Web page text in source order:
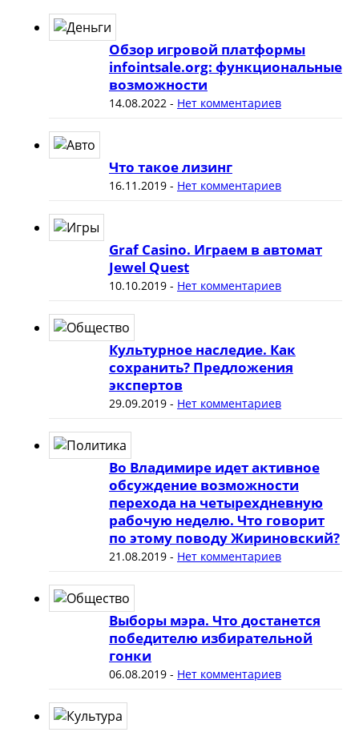
Обзор игровой платформы
infointsale.org: функциональные
возможности
14.08.2022- Нет комментариев
Что такое лизинг
16.11.2019- Нет комментариев
Graf Casino. Играем в автомат
Jewel Quest
10.10.2019- Нет комментариев
Культурное наследие. Как
сохранить? Предложения
экспертов
29.09.2019- Нет комментариев
Во Владимире идет активное
обсуждение возможности
перехода на четырехдневную
рабочую неделю. Что говорит
по этому поводу Жириновский?
21.08.2019- Нет комментариев
Выборы мэра. Что достанется
победителю избирательной
гонки
06.08.2019- Нет комментариев